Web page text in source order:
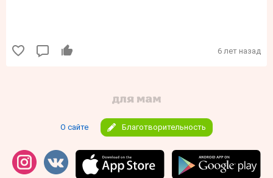
6 лет назад
О сайте Благотворительность